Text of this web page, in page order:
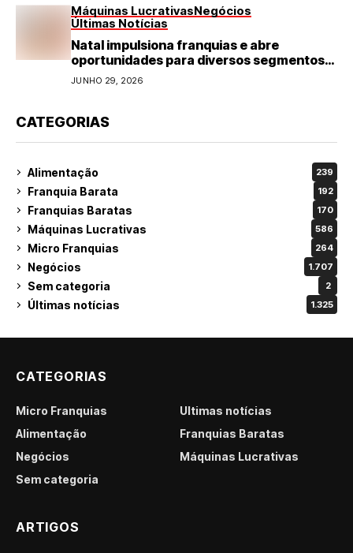
Máquinas LucrativasNegócios
Últimas Notícias
Natal impulsiona franquias e abre
oportunidades para diversos segmentos
do varejo
JUNHO 29, 2026
CATEGORIAS
Alimentação 239
Franquia Barata 192
Franquias Baratas 170
Máquinas Lucrativas 586
Micro Franquias 264
Negócios 1.707
Sem categoria 2
Últimas notícias 1.325
CATEGORIAS
Micro Franquias
Últimas notícias
Alimentação
Franquias Baratas
Negócios
Máquinas Lucrativas
Sem categoria
ARTIGOS